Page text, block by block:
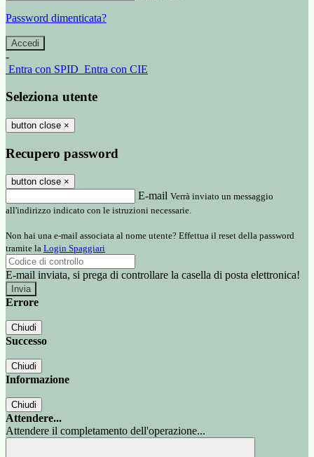
Password dimenticata?
-
Entra con SPID Entra con CIE
Seleziona utente
button close ×
Recupero password
button close ×
E-mail Verrà inviato un messaggio
all'indirizzo indicato con le istruzioni necessarie.
Non hai una e-mail associata al nome utente? Effettua il reset della password
tramite la Login Spaggiari
E-mail inviata, si prega di controllare la casella di posta elettronica!
Errore
Chiudi
Successo
Chiudi
Informazione
Chiudi
Attendere...
Attendere il completamento dell'operazione...